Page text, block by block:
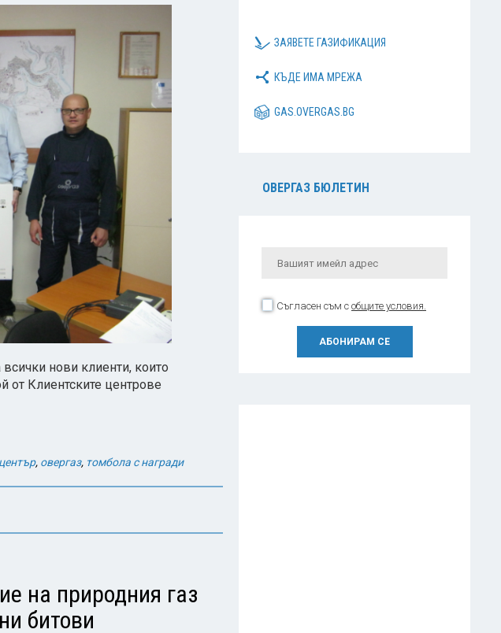
нови клиенти, които
от Клиентските центрове
, овергаз, томбола с награди
на природния газ
битови
ЗАЯВЕТЕ ГАЗИФИКАЦИЯ
КЪДЕ ИМА МРЕЖА
GAS.OVERGAS.BG
ОВЕРГАЗ БЮЛЕТИН
Съгласен съм с общите условия.